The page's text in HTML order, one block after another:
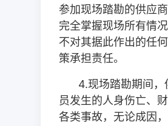
参加现场踏勘的供应
完全掌握现场所有情
不对其据此作出的任
策承担责任。
4.现场踏勘期间，
员发生的人身伤亡、
各类事故，无论成因